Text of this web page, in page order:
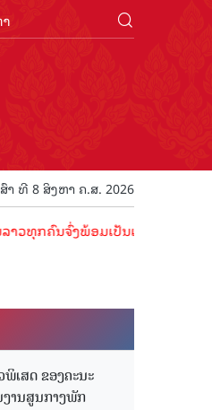
າ ທີ 8 ສິງຫາ ຄ.ສ. 2026
ຈົ່ງພ້ອມເປັນເຈົ້າພາບທີ່ດີ ຕ້ອນຮັບນັ
ພິເສດ ຂອງຄະນະ
ານສູນກາງພັກ